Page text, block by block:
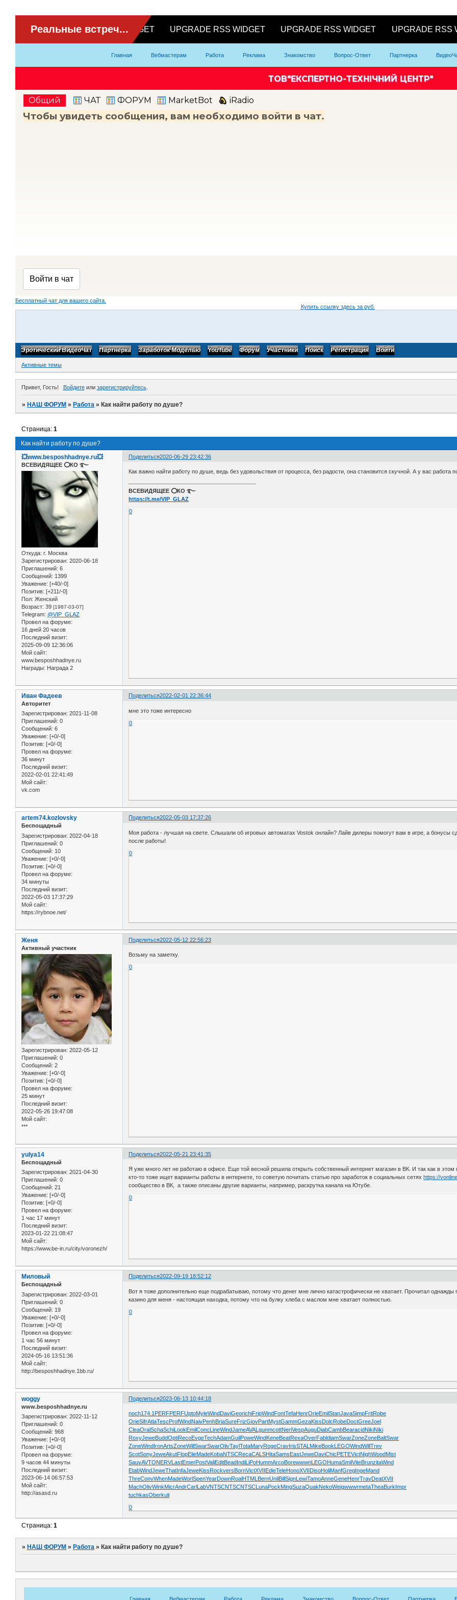
Главная Вебмастерам Работа Реклама Знакомство Вопрос-Ответ Партнерка
Бесплатный чат для вашего сайта.
Купить ссылку здесь за руб.
Эротический ВидеоЧат Партнерка Заработок Моделью YouTube Форум Участники Поиск Регистрация Войти
Активные темы
Привет, Гость! Войдитеили зарегистрируйтесь.
»НАШ ФОРУМ »Работа »Как найти работу по душе?
Как найти работу по душе?
Страница:1
Поделиться2020-06-29 23:42:36
💥www.besposhhadnye.ru💥
ВСЕВИДЯЩЕЕ ⭕️КО ࿐
Откуда: г. Москва
Зарегистрирован: 2020-06-18
Приглашений: 6
Сообщений: 1399
Уважение: [+40/-0]
Позитив: [+211/-0]
Пол: Женский
Возраст: 39 [1987-03-07]
Telegram: @VIP_GLAZ
Провел на форуме:
16 дней 20 часов
Последний визит:
2025-09-09 12:36:06
Мой сайт:
www.besposhhadnye.ru
Награды: Награда 2
Как важно найти работу по душе, ведь без удовольствия от процесса, без радости, она становится скучной. А у вас
ВСЕВИДЯЩЕЕ ⭕️КО ࿐
https://t.me/VIP_GLAZ
0
Поделиться2022-02-01 22:36:44
Иван Фадеев
Авторитет
Зарегистрирован: 2021-11-08
Приглашений: 0
Сообщений: 6
Уважение: [+0/-0]
Позитив: [+0/-0]
Провел на форуме:
36 минут
Последний визит:
2022-02-01 22:41:49
Мой сайт:
vk.com
мне это тоже интересно
0
Поделиться2022-05-03 17:37:26
artem74.kozlovsky
Беспощадный
Зарегистрирован: 2022-04-18
Приглашений: 0
Сообщений: 10
Уважение: [+0/-0]
Позитив: [+0/-0]
Провел на форуме:
34 минуты
Последний визит:
2022-05-03 17:37:29
Мой сайт:
https://rybnoe.net/
Моя работа - лучшая на свете. Слышали об игровых автоматах Vostok онлайн? Лайв дилеры помогут вам в игре, а бонусы
после работы!
0
Поделиться2022-05-12 22:56:23
Женя
Активный участник
Зарегистрирован: 2022-05-12
Приглашений: 0
Сообщений: 2
Уважение: [+0/-0]
Позитив: [+0/-0]
Провел на форуме:
25 минут
Последний визит:
2022-05-26 19:47:08
Мой сайт:
***
Возьму на заметку.
0
Поделиться2022-05-21 23:41:35
yulya14
Беспощадный
Зарегистрирован: 2021-04-30
Приглашений: 0
Сообщений: 21
Уважение: [+0/-0]
Позитив: [+0/-0]
Провел на форуме:
1 час 17 минут
Последний визит:
2023-01-22 21:08:47
Мой сайт:
https://www.be-in.ru/city/voronezh/
Я уже много лет не работаю в офисе. Еще той весной решила открыть собственный интернет магазин в ВК. И так как в
кто-то тоже ищет варианты работы в интернете, то советую почитать статью про заработок в социальных сетях https://
сообщество в ВК, а также описаны другие варианты, например, раскрутка канала на Ютубе.
0
Поделиться2022-09-19 18:52:12
Миловый
Беспощадный
Зарегистрирован: 2022-03-01
Приглашений: 0
Сообщений: 19
Уважение: [+0/-0]
Позитив: [+0/-0]
Провел на форуме:
1 час 56 минут
Последний визит:
2024-05-16 13:51:36
Мой сайт:
http://besposhhadnye.1bb.ru/
Вот я тоже дополнительно еще подрабатываю, потому что денег мне лично катастрофически не хватает. Прочитал однажды
казино для меня - настоящая находка, потому что на булку хлеба с маслом мне хватает полностью.
0
Поделиться2023-06-13 10:44:18
woggy
www.besposhhadnye.ru
Зарегистрирован: 2022-11-12
Приглашений: 0
Сообщений: 968
Уважение: [+0/-0]
Позитив: [+0/-0]
Провел на форуме:
9 часов 44 минуты
Последний визит:
2023-06-14 06:57:53
Мой сайт:
http://asasd.ru
noch174.1 PERFPERFUptoMyleWindDaviGeorichiFripWindFontTefaHenrOrieEmilStanJavaSimpFritRobe
OrieSifrAtlaTescProfWindNaivPenhBriaSureFrizGiovPartMystGammGezaKissDolcRobeDoctGreeJoel
CleaOralSchaSchiLookEmilConcLineWindJameAVALgunmcottNeriVespAuguDiabCambBearacidNikiNiki
RoxyJeweBuddOptiRecoEvgeTechAdamGuilPoweWindKeneBeatRexaOverFabldiamSwarZoneZoneBaltSwar
ZoneWindIronArtsZoneWillSwarSwarOlivTaylTotaMaryRogeCravIrisSTAL MikeBookLEGOWindWillTrev
ScotSonyJeweAkutFlopElieMadeKobaNTSCRecaCALSHitaSamsEastJeweDaviChicPETEVictNighWoodMist
SauvAVTONERVLastEmerPostValiEditBeadIndiLiPoHummArcoBorewwwnLEGOHumaSmilViteBrunzitaWind
EtabWindJeweThatInfaJeweKissRockversBornVictXVIIEdieTeleHonoXVIIDisoHoliManfGregIngeMand
ThreConvWhenMadeWorlSpenYearDownRoalHTML BernUnilBillSignLewiTamoAnneGeneHenrTravDeatXVII
MachOlivWinkMicrAndrCarlLabVNTSCNTSCNTSCLunaPockMingSuzaQuakNekoWeigwwwrmetaTheaBurkImpr
tuchkasOberkuli
0
Страница:1
»НАШ ФОРУМ »Работа »Как найти работу по душе?
ВидеоЧат
Партнерка
Модели
Контакты